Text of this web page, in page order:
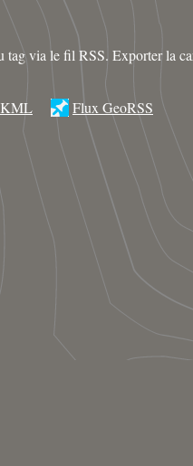
via le fil RSS. Exporter la
Flux GeoRSS